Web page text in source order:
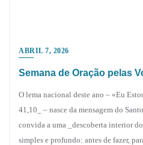
ABRIL 7, 2026
Semana de Oração pelas
O lema nacional deste ano – «Eu
41,10_ – nasce da mensagem do
convida a uma _descoberta interior
simples e profundo: antes de fazer,